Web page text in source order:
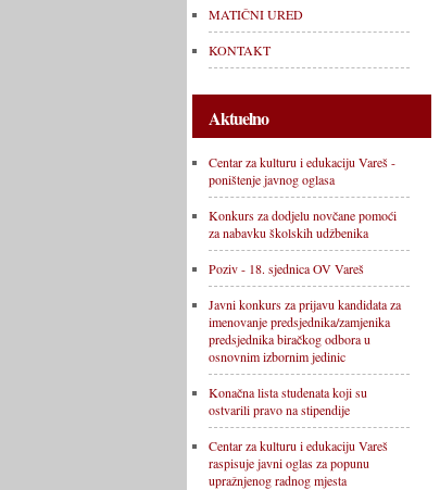
MATIČNI URED
KONTAKT
Aktuelno
Centar za kulturu i edukaciju Vareš -
poništenje javnog oglasa
Konkurs za dodjelu novčane pomoći
za nabavku školskih udžbenika
Poziv - 18. sjednica OV Vareš
Javni konkurs za prijavu kandidata za
imenovanje predsjednika/zamjenika
predsjednika biračkog odbora u
osnovnim izbornim jedinic
Konačna lista studenata koji su
ostvarili pravo na stipendije
Centar za kulturu i edukaciju Vareš
raspisuje javni oglas za popunu
upražnjenog radnog mjesta